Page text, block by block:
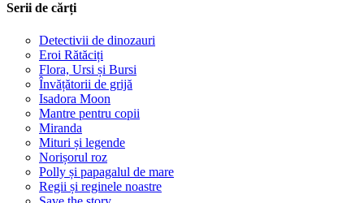
Serii de cărți
Detectivii de dinozauri
Eroi Rătăciți
Flora, Ursi și Bursi
Învățătorii de grijă
Isadora Moon
Mantre pentru copii
Miranda
Mituri și legende
Norișorul roz
Polly și papagalul de mare
Regii și reginele noastre